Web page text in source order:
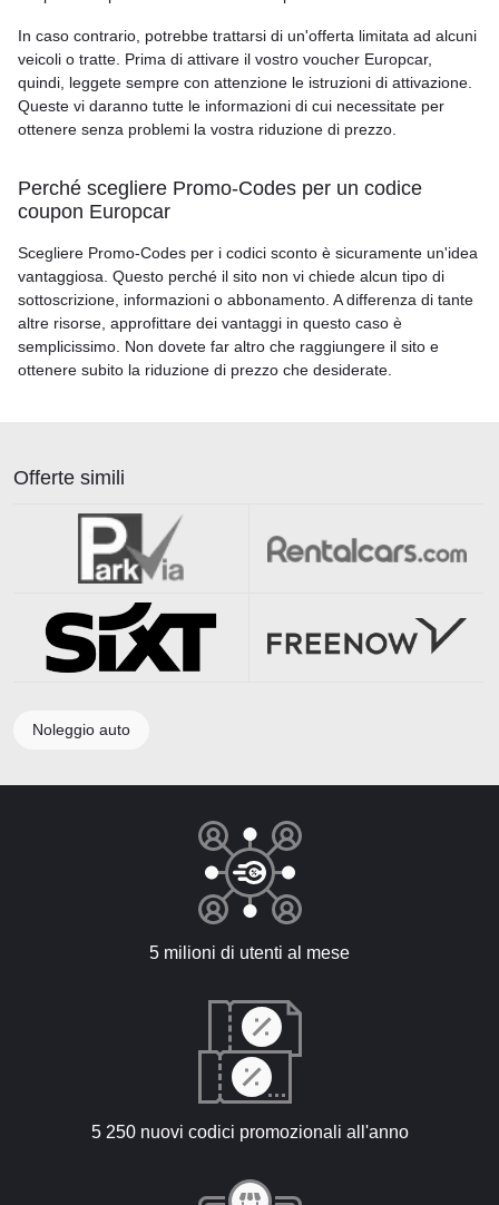
In caso contrario, potrebbe trattarsi di un'offerta limitata ad alcuni
veicoli o tratte. Prima di attivare il vostro voucher Europcar,
quindi, leggete sempre con attenzione le istruzioni di attivazione.
Queste vi daranno tutte le informazioni di cui necessitate per
ottenere senza problemi la vostra riduzione di prezzo.
Perché scegliere Promo-Codes per un codice
coupon Europcar
Scegliere Promo-Codes per i codici sconto è sicuramente un'idea
vantaggiosa. Questo perché il sito non vi chiede alcun tipo di
sottoscrizione, informazioni o abbonamento. A differenza di tante
altre risorse, approfittare dei vantaggi in questo caso è
semplicissimo. Non dovete far altro che raggiungere il sito e
ottenere subito la riduzione di prezzo che desiderate.
Offerte simili
Noleggio auto
5 milioni di utenti al mese
5 250 nuovi codici promozionali all'anno